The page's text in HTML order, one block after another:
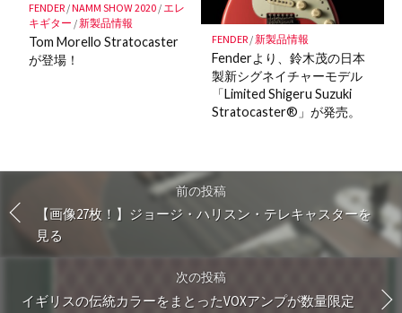
FENDER/NAMM SHOW 2020/エレ
キギター /新製品情報
Tom Morello Stratocaster
が登場！
FENDER/新製品情報
Fenderより、鈴木茂の日本
製新シグネイチャーモデル
「Limited Shigeru Suzuki
Stratocaster®︎」が発売。
前の投稿
【画像27枚！】ジョージ・ハリスン・テレキャスターを
見る
次の投稿
イギリスの伝統カラーをまとったVOXアンプが数量限定